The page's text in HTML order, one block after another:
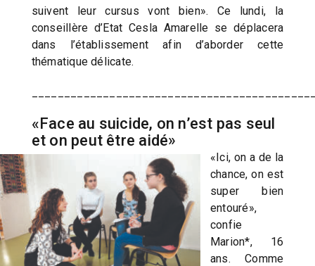
suivent leur cursus vont bien». Ce lundi, la
conseillère d’Etat Cesla Amarelle se déplacera
dans l’établissement afin d’aborder cette
thématique délicate.
«Face au suicide, on n’est pas seul
et on peut être aidé»
«Ici, on a de la
chance, on est
super bien
entouré»,
confie
Marion*, 16
ans. Comme